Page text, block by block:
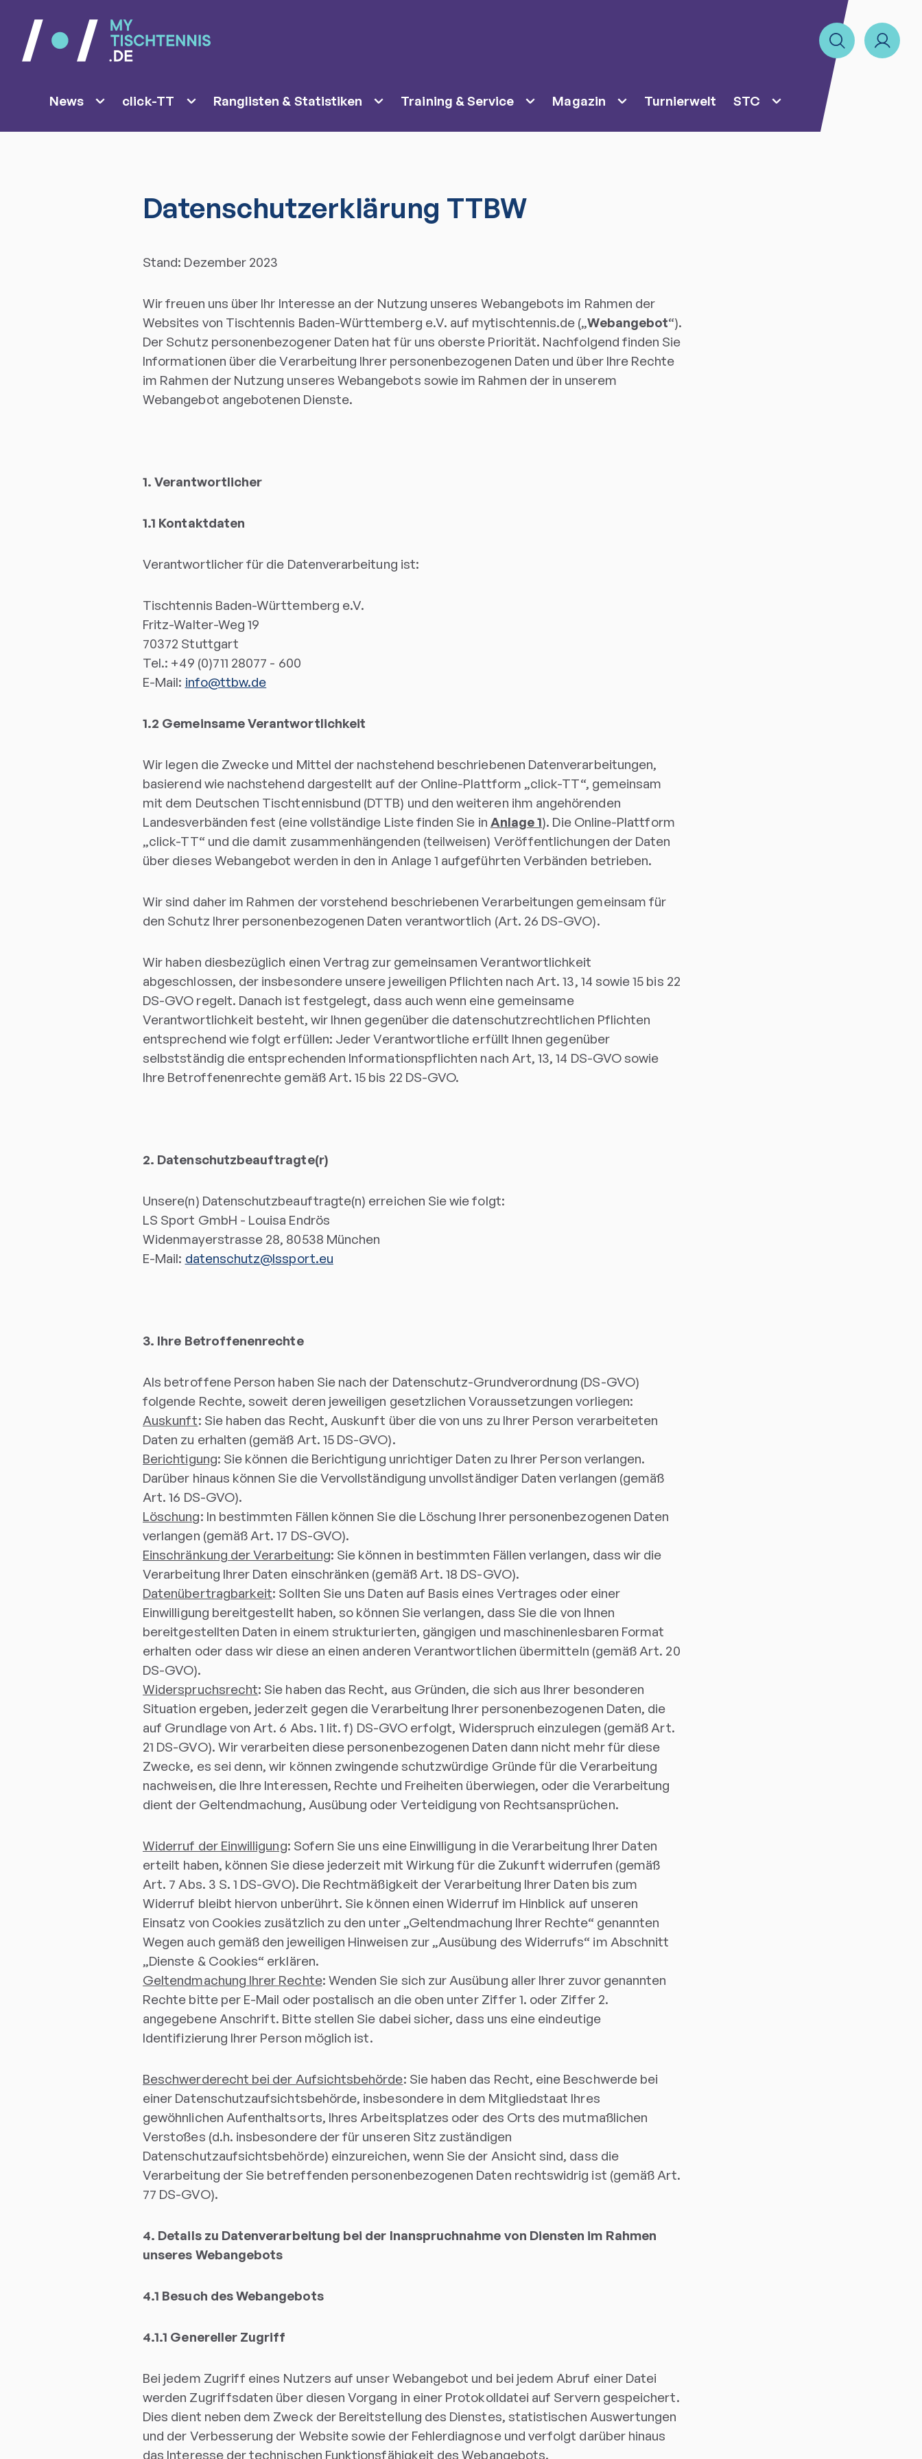
News click-TT Ranglisten & Statistiken Training & Service Magazin Turnierwelt STC
Datenschutzerklärung TTBW
Stand: Dezember 2023
Wir freuen uns über Ihr Interesse an der Nutzung unseres Webangebots im Rahmen der
Websites von Tischtennis Baden-Württemberg e.V. auf mytischtennis.de („Webangebot“).
Der Schutz personenbezogener Daten hat für uns oberste Priorität. Nachfolgend finden Sie
Informationen über die Verarbeitung Ihrer personenbezogenen Daten und über Ihre Rechte
im Rahmen der Nutzung unseres Webangebots sowie im Rahmen der in unserem
Webangebot angebotenen Dienste.
1. Verantwortlicher
1.1 Kontaktdaten
Verantwortlicher für die Datenverarbeitung ist:
Tischtennis Baden-Württemberg e.V.
Fritz-Walter-Weg 19
70372 Stuttgart
Tel.: +49 (0)711 28077 - 600
E-Mail: info@ttbw.de
1.2 Gemeinsame Verantwortlichkeit
Wir legen die Zwecke und Mittel der nachstehend beschriebenen Datenverarbeitungen,
basierend wie nachstehend dargestellt auf der Online-Plattform „click-TT“, gemeinsam
mit dem Deutschen Tischtennisbund (DTTB) und den weiteren ihm angehörenden
Landesverbänden fest (eine vollständige Liste finden Sie in Anlage 1). Die Online-Plattform
„click-TT“ und die damit zusammenhängenden (teilweisen) Veröffentlichungen der Daten
über dieses Webangebot werden in den in Anlage 1 aufgeführten Verbänden betrieben.
Wir sind daher im Rahmen der vorstehend beschriebenen Verarbeitungen gemeinsam für
den Schutz Ihrer personenbezogenen Daten verantwortlich (Art. 26 DS-GVO).
Wir haben diesbezüglich einen Vertrag zur gemeinsamen Verantwortlichkeit
abgeschlossen, der insbesondere unsere jeweiligen Pflichten nach Art. 13, 14 sowie 15 bis 22
DS-GVO regelt. Danach ist festgelegt, dass auch wenn eine gemeinsame
Verantwortlichkeit besteht, wir Ihnen gegenüber die datenschutzrechtlichen Pflichten
entsprechend wie folgt erfüllen: Jeder Verantwortliche erfüllt Ihnen gegenüber
selbstständig die entsprechenden Informationspflichten nach Art, 13, 14 DS-GVO sowie
Ihre Betroffenenrechte gemäß Art. 15 bis 22 DS-GVO.
2. Datenschutzbeauftragte(r)
Unsere(n) Datenschutzbeauftragte(n) erreichen Sie wie folgt:
LS Sport GmbH - Louisa Endrös
Widenmayerstrasse 28, 80538 München
E-Mail: datenschutz@lssport.eu
3. Ihre Betroffenenrechte
Als betroffene Person haben Sie nach der Datenschutz-Grundverordnung (DS-GVO)
folgende Rechte, soweit deren jeweiligen gesetzlichen Voraussetzungen vorliegen:
Auskunft: Sie haben das Recht, Auskunft über die von uns zu Ihrer Person verarbeiteten
Daten zu erhalten (gemäß Art. 15 DS-GVO).
Berichtigung: Sie können die Berichtigung unrichtiger Daten zu Ihrer Person verlangen.
Darüber hinaus können Sie die Vervollständigung unvollständiger Daten verlangen (gemäß
Art. 16 DS-GVO).
Löschung: In bestimmten Fällen können Sie die Löschung Ihrer personenbezogenen Daten
verlangen (gemäß Art. 17 DS-GVO).
Einschränkung der Verarbeitung: Sie können in bestimmten Fällen verlangen, dass wir die
Verarbeitung Ihrer Daten einschränken (gemäß Art. 18 DS-GVO).
Datenübertragbarkeit: Sollten Sie uns Daten auf Basis eines Vertrages oder einer
Einwilligung bereitgestellt haben, so können Sie verlangen, dass Sie die von Ihnen
bereitgestellten Daten in einem strukturierten, gängigen und maschinenlesbaren Format
erhalten oder dass wir diese an einen anderen Verantwortlichen übermitteln (gemäß Art. 20
DS-GVO).
Widerspruchsrecht: Sie haben das Recht, aus Gründen, die sich aus Ihrer besonderen
Situation ergeben, jederzeit gegen die Verarbeitung Ihrer personenbezogenen Daten, die
auf Grundlage von Art. 6 Abs. 1 lit. f) DS-GVO erfolgt, Widerspruch einzulegen (gemäß Art.
21 DS-GVO). Wir verarbeiten diese personenbezogenen Daten dann nicht mehr für diese
Zwecke, es sei denn, wir können zwingende schutzwürdige Gründe für die Verarbeitung
nachweisen, die Ihre Interessen, Rechte und Freiheiten überwiegen, oder die Verarbeitung
dient der Geltendmachung, Ausübung oder Verteidigung von Rechtsansprüchen.
Widerruf der Einwilligung: Sofern Sie uns eine Einwilligung in die Verarbeitung Ihrer Daten
erteilt haben, können Sie diese jederzeit mit Wirkung für die Zukunft widerrufen (gemäß
Art. 7 Abs. 3 S. 1 DS-GVO). Die Rechtmäßigkeit der Verarbeitung Ihrer Daten bis zum
Widerruf bleibt hiervon unberührt. Sie können einen Widerruf im Hinblick auf unseren
Einsatz von Cookies zusätzlich zu den unter „Geltendmachung Ihrer Rechte“ genannten
Wegen auch gemäß den jeweiligen Hinweisen zur „Ausübung des Widerrufs“ im Abschnitt
„Dienste & Cookies“ erklären.
Geltendmachung Ihrer Rechte: Wenden Sie sich zur Ausübung aller Ihrer zuvor genannten
Rechte bitte per E-Mail oder postalisch an die oben unter Ziffer 1. oder Ziffer 2.
angegebene Anschrift. Bitte stellen Sie dabei sicher, dass uns eine eindeutige
Identifizierung Ihrer Person möglich ist.
Beschwerderecht bei der Aufsichtsbehörde: Sie haben das Recht, eine Beschwerde bei
einer Datenschutzaufsichtsbehörde, insbesondere in dem Mitgliedstaat Ihres
gewöhnlichen Aufenthaltsorts, Ihres Arbeitsplatzes oder des Orts des mutmaßlichen
Verstoßes (d.h. insbesondere der für unseren Sitz zuständigen
Datenschutzaufsichtsbehörde) einzureichen, wenn Sie der Ansicht sind, dass die
Verarbeitung der Sie betreffenden personenbezogenen Daten rechtswidrig ist (gemäß Art.
77 DS-GVO).
4. Details zu Datenverarbeitung bei der Inanspruchnahme von Diensten im Rahmen
unseres Webangebots
4.1 Besuch des Webangebots
4.1.1 Genereller Zugriff
Bei jedem Zugriff eines Nutzers auf unser Webangebot und bei jedem Abruf einer Datei
werden Zugriffsdaten über diesen Vorgang in einer Protokolldatei auf Servern gespeichert.
Dies dient neben dem Zweck der Bereitstellung des Dienstes, statistischen Auswertungen
und der Verbesserung der Website sowie der Fehlerdiagnose und verfolgt darüber hinaus
das Interesse der technischen Funktionsfähigkeit des Webangebots.